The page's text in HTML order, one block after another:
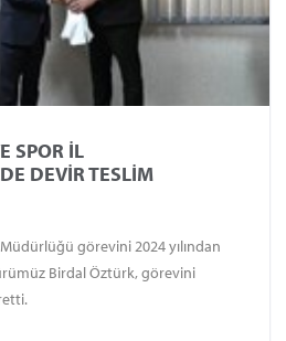
SPOR İL
DEVİR TESLİM
görevini 2024 yılından
Birdal Öztürk, görevini